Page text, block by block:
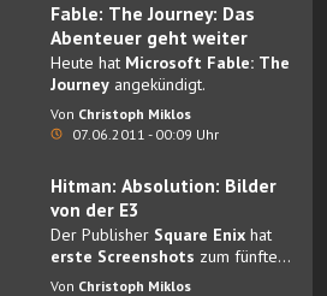
Fable: The Journey: Das
Abenteuer geht weiter
Heute hat Microsoft Fable: The
Journey angekündigt.
Von Christoph Miklos
07.06.2011 - 00:09 Uhr
Hitman: Absolution: Bilder
von der E3
Der Publisher Square Enix hat
erste Screenshots zum fünften
Teil der Hitman Serie enthüllt.
Von Christoph Miklos